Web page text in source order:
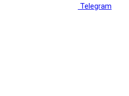
Telegram